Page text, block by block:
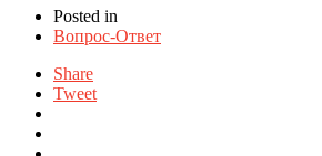
Posted in
Вопрос-Ответ
Share
Tweet